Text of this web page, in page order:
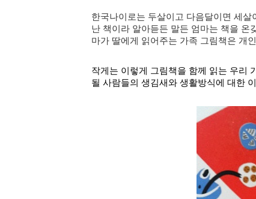
한국나이로는 두살이고 다음달이면 세
난 책이라 알아듣든 말든 엄마는 책을 온
마가 딸에게 읽어주는 가족 그림책은 개
작게는 이렇게 그림책을 함께 읽는 우리
될 사람들의 생김새와 생활방식에 대한